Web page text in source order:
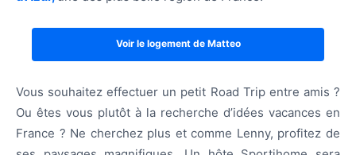
Voir le logement de Matteo
Vous souhaitez effectuer un petit Road Trip entre amis ?
Ou êtes vous plutôt à la recherche d’idées vacances en
France ? Ne cherchez plus et comme Lenny, profitez de